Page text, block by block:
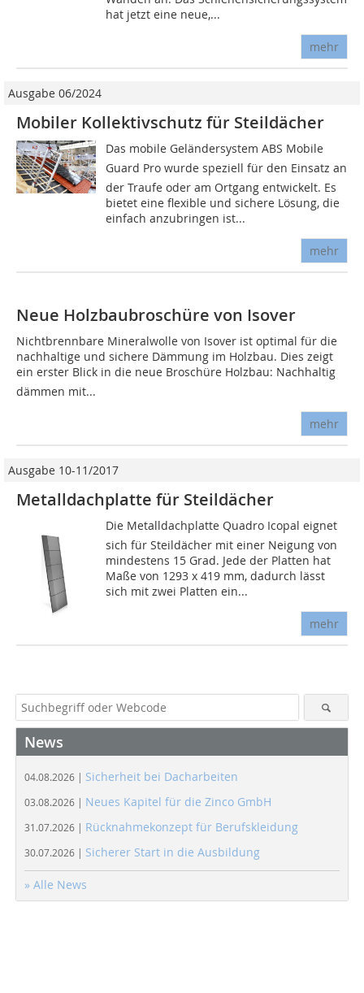
hat jetzt eine neue,...
mehr
Ausgabe 06/2024
Mobiler Kollektivschutz für Steildächer
Das mobile Geländersystem ABS Mobile
Guard Pro wurde speziell für den Einsatz an
der Traufe oder am Ortgang entwickelt. Es
bietet eine flexible und sichere Lösung, die
einfach anzubringen ist...
mehr
Neue Holzbaubroschüre von Isover
Nichtbrennbare Mineralwolle von Isover ist optimal für die
nachhaltige und sichere Dämmung im Holzbau. Dies zeigt
ein erster Blick in die neue Broschüre Holzbau: Nachhaltig
dämmen mit...
mehr
Ausgabe 10-11/2017
Metalldachplatte für Steildächer
Die Metalldachplatte Quadro Icopal eignet
sich für Steildächer mit einer Neigung von
mindestens 15 Grad. Jede der Platten hat
Maße von 1293 x 419 mm, dadurch lässt
sich mit zwei Platten ein...
mehr
News
04.08.2026 | Sicherheit bei Dacharbeiten
03.08.2026 | Neues Kapitel für die Zinco GmbH
31.07.2026 | Rücknahmekonzept für Berufskleidung
30.07.2026 | Sicherer Start in die Ausbildung
» Alle News